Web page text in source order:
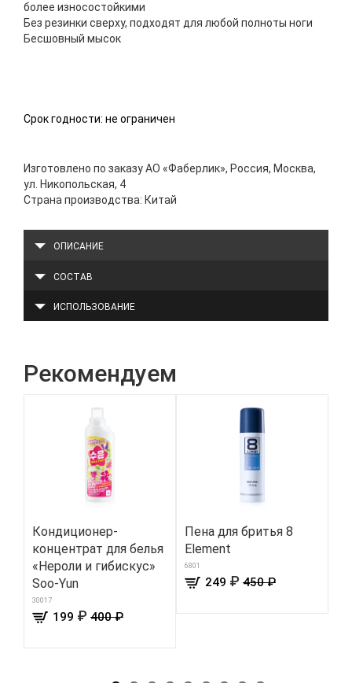
более износостойкими
Без резинки сверху, подходят для любой полноты ноги
Бесшовный мысок
Срок годности: не ограничен
Изготовлено по заказу АО «Фаберлик», Россия, Москва,
ул. Никопольская, 4
Страна производства: Китай
ОПИСАНИЕ
СОСТАВ
ИСПОЛЬЗОВАНИЕ
Рекомендуем
Кондиционер-
концентрат для белья
«Нероли и гибискус»
Soo-Yun
30017
199 ₽ 400 ₽
Пена для бритья 8
Element
6801
249 ₽ 450 ₽